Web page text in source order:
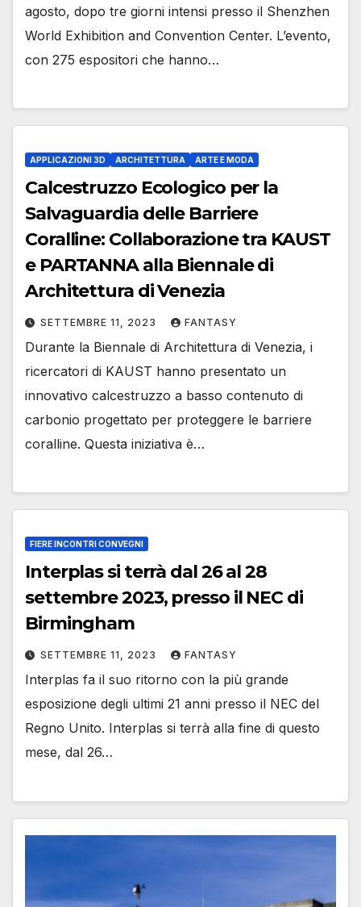
agosto, dopo tre giorni intensi presso il Shenzhen
World Exhibition and Convention Center. L’evento,
con 275 espositori che hanno…
APPLICAZIONI 3D ARCHITETTURA ARTE E MODA
Calcestruzzo Ecologico per la
Salvaguardia delle Barriere
Coralline: Collaborazione tra KAUST
e PARTANNA alla Biennale di
Architettura di Venezia
SETTEMBRE 11, 2023 FANTASY
Durante la Biennale di Architettura di Venezia, i
ricercatori di KAUST hanno presentato un
innovativo calcestruzzo a basso contenuto di
carbonio progettato per proteggere le barriere
coralline. Questa iniziativa è…
FIERE INCONTRI CONVEGNI
Interplas si terrà dal 26 al 28
settembre 2023, presso il NEC di
Birmingham
SETTEMBRE 11, 2023 FANTASY
Interplas fa il suo ritorno con la più grande
esposizione degli ultimi 21 anni presso il NEC del
Regno Unito. Interplas si terrà alla fine di questo
mese, dal 26…